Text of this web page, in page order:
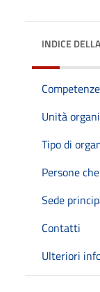
INDICE
Competenze
Unità
Tipo di
Persone
Sede
Contatti
Ulteriori